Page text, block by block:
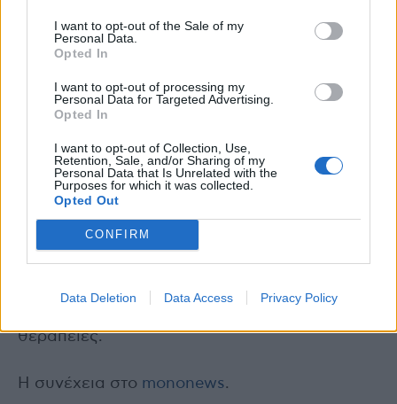
I want to opt-out of the Sale of my
Personal Data.
Opted In
I want to opt-out of processing my
Personal Data for Targeted Advertising.
Opted In
I want to opt-out of Collection, Use,
Retention, Sale, and/or Sharing of my
Personal Data that Is Unrelated with the
Purposes for which it was collected.
Opted Out
CONFIRM
Data Deletion Data Access Privacy Policy
παρούσας ηγεσίας του Υπουργείου Υγείας.
Σε ποια φάση είμαστε με τους βιοδείκτες;
Πότε, πιστεύετε, θα αρχίσουν να
Μέσωτων βιοδεικτώνμπορούμε να κάνουμε
πραγματικότητα την εξατομικευμένη θεραπεία
για τους ογκολογικούς ασθενείς μας, καθώς
με την ανεύρεσή τους αναγνωρίζουμε τα
μοναδικά βιολογικά χαρακτηριστικά του κάθε
όγκου και ασθενούς και είμαστε σε θέση να
θεραπείες.
Η συνέχεια στο mononews.